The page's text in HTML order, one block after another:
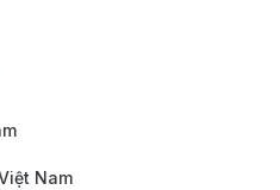
nhà hàng, phòng chờ VIP,
vụ hỗ trợ du lịch. Hành
tiện vào trung tâm
Nam